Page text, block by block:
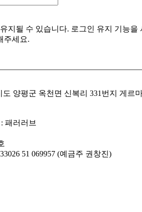
지될 수 있습니다. 로그인 유지 기능
주세요.
도 양평군 옥천면 신복리 331번지 게르
: 패러러브
51 069957 (예금주 권창진)